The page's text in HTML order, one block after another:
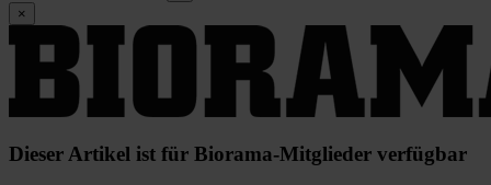
×
Dieser Artikel ist für Biorama-Mitglieder verfügbar